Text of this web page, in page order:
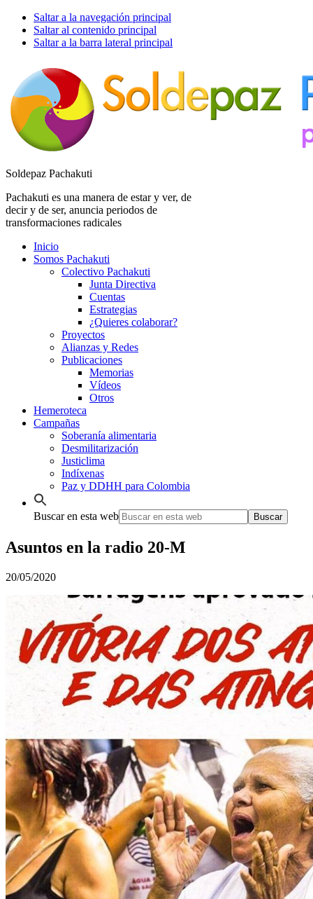
Saltar a la navegación principal
Saltar al contenido principal
Saltar a la barra lateral principal
Soldepaz Pachakuti
Pachakuti es una manera de estar y ver, de
decir y de ser, anuncia periodos de
transformaciones radicales
Inicio
Somos Pachakuti
Colectivo Pachakuti
Junta Directiva
Cuentas
Estrategias
¿Quieres colaborar?
Proyectos
Alianzas y Redes
Publicaciones
Memorias
Vídeos
Otros
Hemeroteca
Campañas
Soberanía alimentaria
Desmilitarización
Justiclima
Indíxenas
Paz y DDHH para Colombia
Buscar en esta web
Asuntos en la radio 20-M
20/05/2020